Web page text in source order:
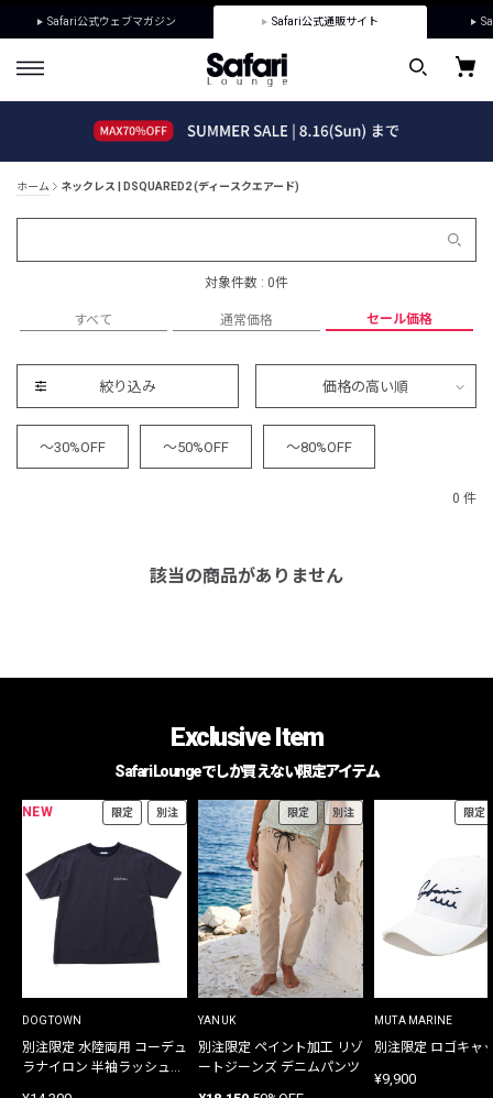
Safari公式ウェブマガジン Safari公式通販サイト
ホーム ネックレス | DSQUARED2 (ディースクエアード)
対象件数 : 0件
すべて 通常価格 セール価格
絞り込み 価格の高い順
～30%OFF ～50%OFF ～80%OFF
0 件
該当の商品がありません
Exclusive Item
Safari Loungeでしか買えない限定アイテム
NEW 限定 別注
DOGTOWN
別注限定 水陸両用 コーデュ
ラナイロン 半袖ラッシュガ
限定 別注
YANUK
別注限定 ペイント加工 リゾ
ートジーンズ デニムパンツ
限定
MUTA MARINE
別注限定 ロゴキャ
¥9,900